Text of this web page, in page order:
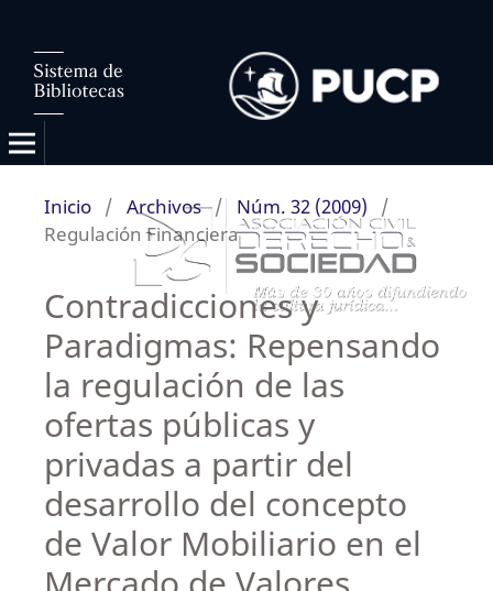
Inicio / Archivos / Núm. 32 (2009)
/
Regulación Financiera
Contradicciones y
Paradigmas: Repensando
la regulación de las
ofertas públicas y
privadas a partir del
desarrollo del concepto
de Valor Mobiliario en el